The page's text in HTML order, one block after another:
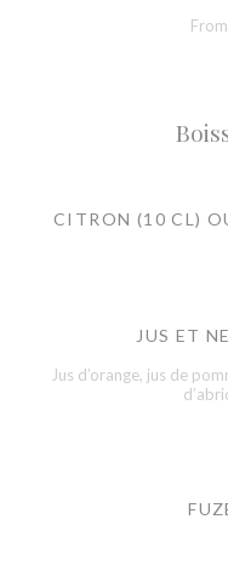
CITRON (10 CL)
JUS ET
Jus d’orange, jus de